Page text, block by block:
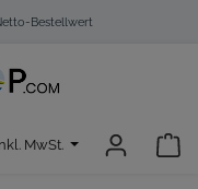
Bestellwert
MwSt.